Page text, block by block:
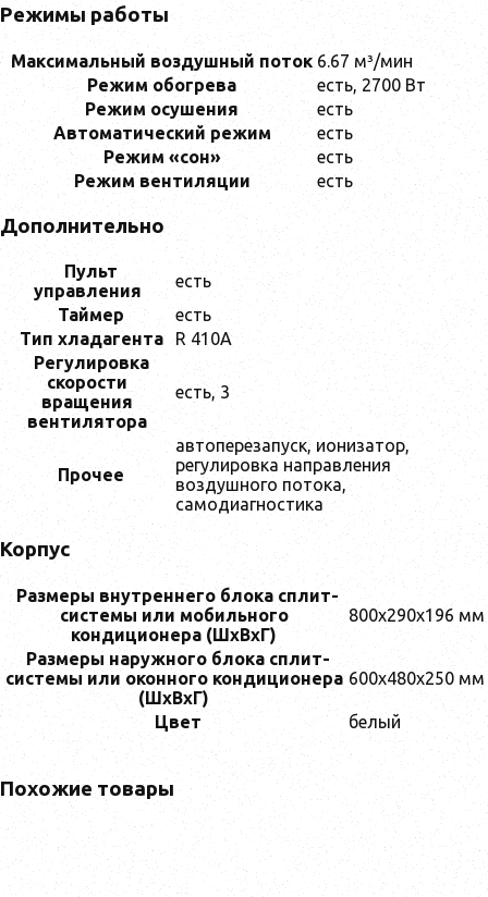
Режимы работы
Максимальный воздушный поток 6.67 м³/мин
Режим обогрева
есть, 2700 Вт
Режим осушения
есть
Автоматический режим
есть
Режим «сон»
есть
Режим вентиляции
есть
Дополнительно
Пульт
управления
есть
Таймер
есть
Тип хладагента
R 410A
Регулировка
скорости
вращения
вентилятора
есть, 3
Прочее
автоперезапуск, ионизатор,
регулировка направления
воздушного потока,
самодиагностика
Корпус
Размеры внутреннего блока сплит-
системы или мобильного
кондиционера (ШxВxГ)
800x290x196 мм
Размеры наружного блока сплит-
системы или оконного кондиционера
(ШxВxГ)
600x480x250 мм
Цвет белый
Похожие товары